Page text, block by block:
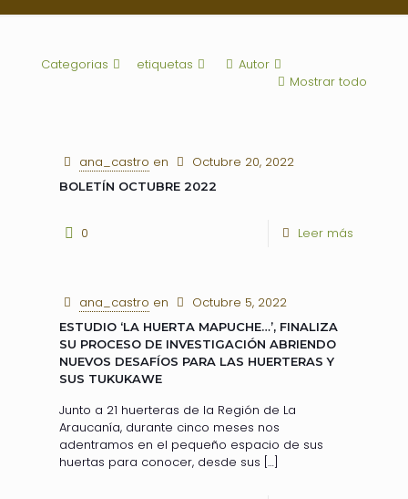
Categorias etiquetas
Autor
Mostrar todo
ana_castro en Octubre 20, 2022
BOLETÍN OCTUBRE 2022
0 Leer más
ana_castro en Octubre 5, 2022
ESTUDIO ‘LA HUERTA MAPUCHE…’, FINALIZA
SU PROCESO DE INVESTIGACIÓN ABRIENDO
NUEVOS DESAFÍOS PARA LAS HUERTERAS Y
SUS TUKUKAWE
Junto a 21 huerteras de la Región de La
Araucanía, durante cinco meses nos
adentramos en el pequeño espacio de sus
huertas para conocer, desde sus […]